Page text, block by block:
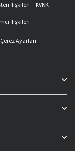
İlişkileri
KVKK
İlişkileri
Çerez Ayarları